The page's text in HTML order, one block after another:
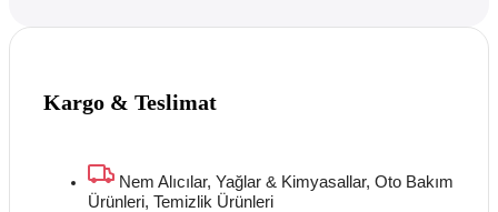
Kargo & Teslimat
Nem Alıcılar, Yağlar & Kimyasallar, Oto Bakım
Ürünleri, Temizlik Ürünleri